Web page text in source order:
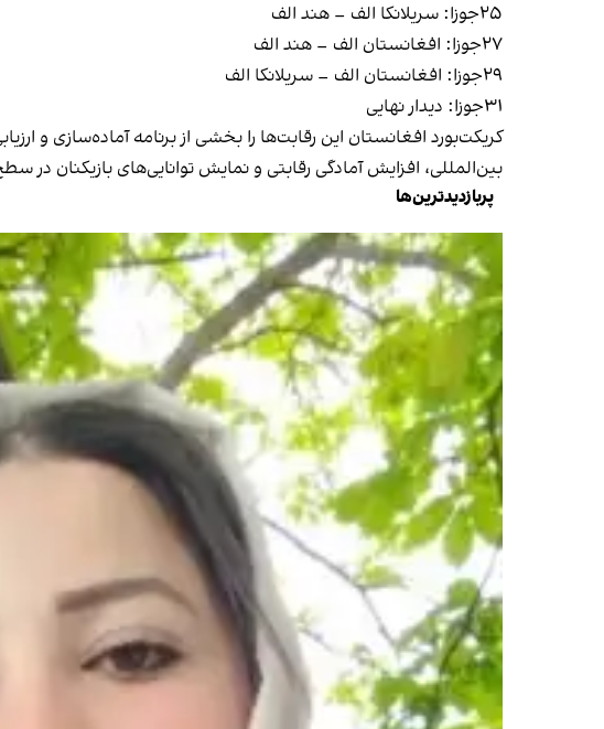
۲۵جوزا: سریلانکا الف – هند الف
۲۷جوزا: افغانستان الف – هند الف
۲۹جوزا: افغانستان الف – سریلانکا الف
۳۱جوزا: دیدار نهایی
کریکت‌بورد افغانستان این رقابت‌ها را بخشی از برنامه آماده‌سازی و
بین‌المللی، افزایش آمادگی رقابتی و نمایش توانایی‌های بازیکنان
پربازدیدترین‌ها